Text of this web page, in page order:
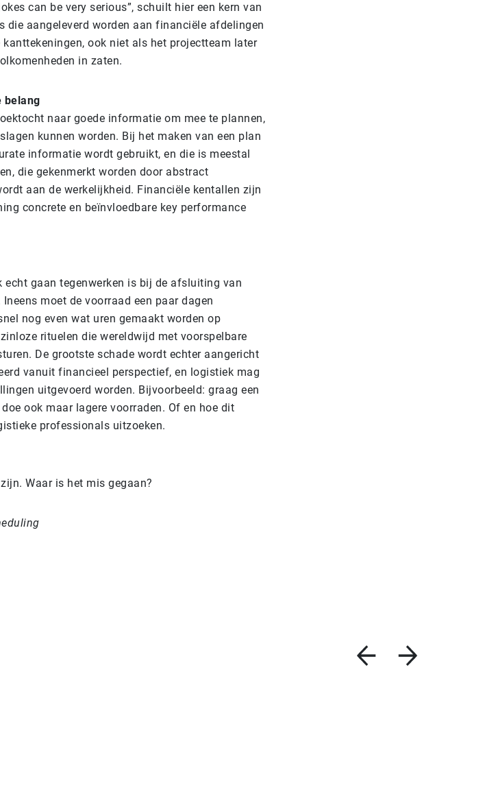
can be very serious”, schuilt hier een kern van
aangeleverd worden aan financiële afdelingen
ook niet als het projectteam later
in zaten.
belang
naar goede informatie om mee te plannen,
kunnen worden. Bij het maken van een plan
informatie wordt gebruikt, en die is meestal
die gekenmerkt worden door abstract
aan de werkelijkheid. Financiële kentallen zijn
concrete en beïnvloedbare key performance
gaan tegenwerken is bij de afsluiting van
moet de voorraad een paar dagen
nog even wat uren gemaakt worden op
rituelen die wereldwijd met voorspelbare
De grootste schade wordt echter aangericht
vanuit financieel perspectief, en logistiek mag
uitgevoerd worden. Bijvoorbeeld: graag een
ook maar lagere voorraden. Of en hoe dit
professionals uitzoeken.
Waar is het mis gegaan?